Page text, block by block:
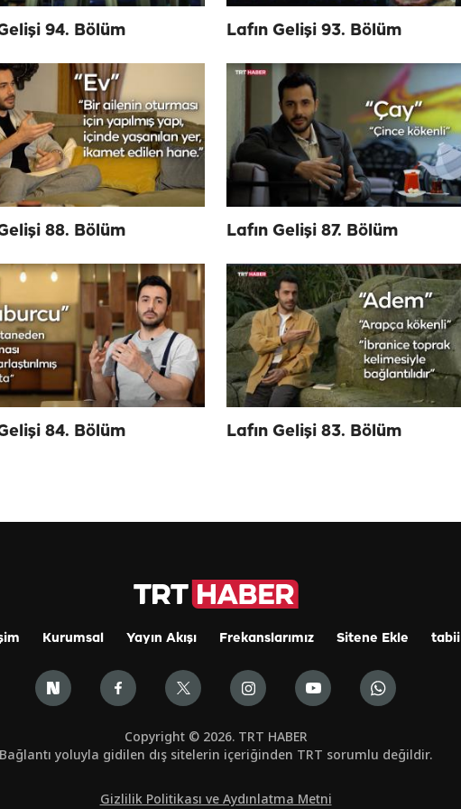
94. Bölüm Lafın Gelişi 93. Bölüm
88. Bölüm Lafın Gelişi 87. Bölüm
84. Bölüm Lafın Gelişi 83. Bölüm
Kurumsal Yayın Akışı Frekanslarımız Sitene Ekle tabii
Copyright © 2026. TRT HABER
Bağlantı yoluyla gidilen dış sitelerin içeriğinden TRT sorumlu değildir.
Gizlilik Politikası ve Aydınlatma Metni